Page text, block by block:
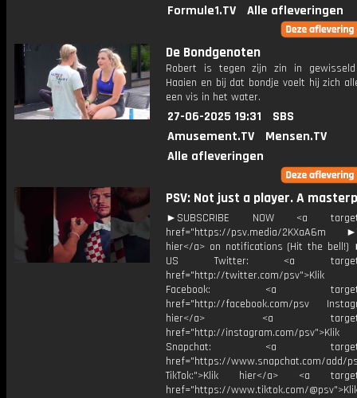
Formule1.TV
Alle afleveringen
De Bondgenoten
Robert is tegen zijn zin in
Haaien en bij dat bondje voelt hij zich
een vis in het water.
27-06-2025 19:31
SBS
Amusement.TV
Mensen.TV
Alle afleveringen
PSV: Not just a player. A
►SUBSCRIBE NOW <a
href="https://psv.media/2KXaA6m
hier</a> on notifications (Hit the bell!)
US Twitter: <a
href="http://twitter.com/psv">Klik
Facebook: <a
href="http://facebook.com/psv
hier</a> <a
href="http://instagram.com/
Snapchat: <a
href="https://www.snapchat.com/add/
TikTok:">Klik hier</a> <a
href="https://www.tiktok.com/